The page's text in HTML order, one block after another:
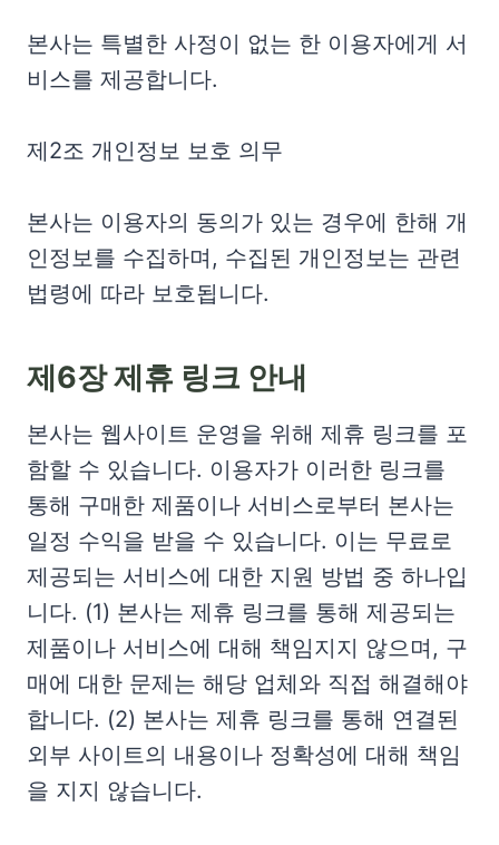
본사는 특별한 사정이 없는 한 이용자에게 서
비스를 제공합니다.
제2조 개인정보 보호 의무
본사는 이용자의 동의가 있는 경우에 한해 개
인정보를 수집하며, 수집된 개인정보는 관련
법령에 따라 보호됩니다.
제6장 제휴 링크 안내
본사는 웹사이트 운영을 위해 제휴 링크를 포
함할 수 있습니다. 이용자가 이러한 링크를
통해 구매한 제품이나 서비스로부터 본사는
일정 수익을 받을 수 있습니다. 이는 무료로
제공되는 서비스에 대한 지원 방법 중 하나입
니다. (1) 본사는 제휴 링크를 통해 제공되는
제품이나 서비스에 대해 책임지지 않으며, 구
매에 대한 문제는 해당 업체와 직접 해결해야
합니다. (2) 본사는 제휴 링크를 통해 연결된
외부 사이트의 내용이나 정확성에 대해 책임
을 지지 않습니다.